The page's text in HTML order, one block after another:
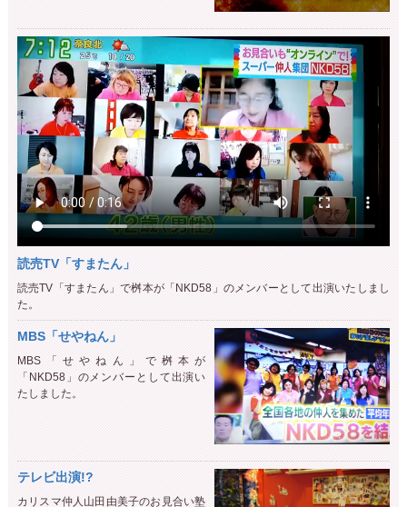
読売TV「すまたん」
読売TV「すまたん」で桝本が「NKD58」のメンバーとして出演いたしまし
た。
MBS「せやねん」
MBS「せやねん」で桝本が
「NKD58」のメンバーとして出演い
たしました。
テレビ出演!?
カリスマ仲人山田由美子のお見合い塾